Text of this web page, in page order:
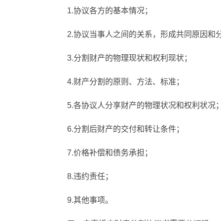
1.协议各方的基本情况；
2.协议当事人之间的关系，形成共同原因和
3.分割财产的物理现状和权利现状；
4.财产分割的原则、方法、标准；
5.各协议人分享财产的物理状况和权利状况；
6.分割后财产的交付和转让条件；
7.价格补偿和债务承担；
8.违约责任；
9.其他事项。